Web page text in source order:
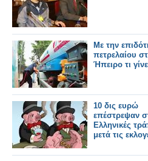
Με την
πετρελαίου
Ήπειρο τι
10 δις ευρώ
επέστρεψαν
Ελληνικές
μετά τις